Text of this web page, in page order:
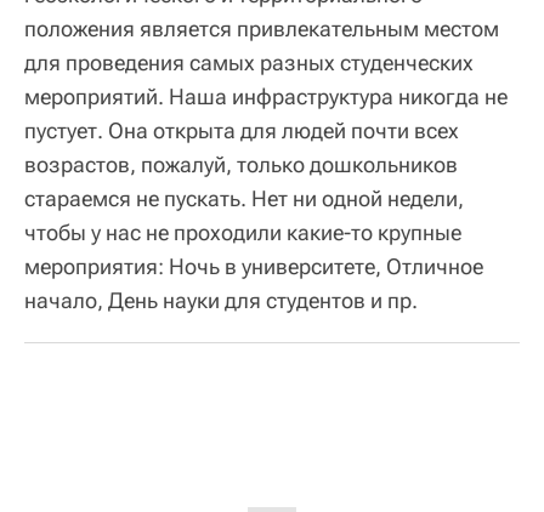
положения является привлекательным местом
для проведения самых разных студенческих
мероприятий. Наша инфраструктура никогда не
пустует. Она открыта для людей почти всех
возрастов, пожалуй, только дошкольников
стараемся не пускать. Нет ни одной недели,
чтобы у нас не проходили какие-то крупные
мероприятия: Ночь в университете, Отличное
начало, День науки для студентов и пр.